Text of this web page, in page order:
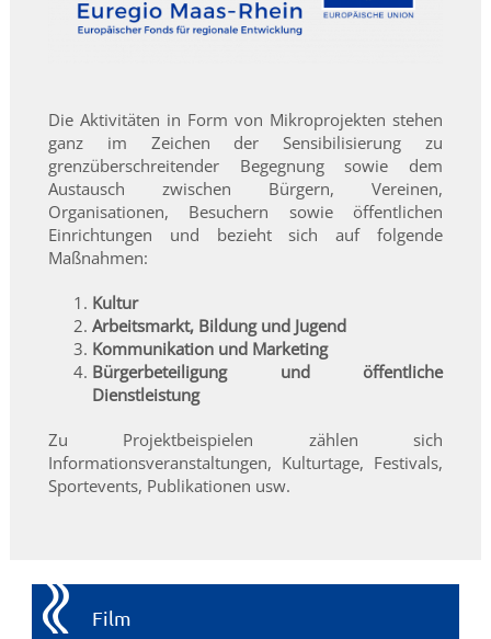
Die Aktivitäten in Form von Mikroprojekten stehen
ganz im Zeichen der Sensibilisierung zu
grenzüberschreitender Begegnung sowie dem
Austausch zwischen Bürgern, Vereinen,
Organisationen, Besuchern sowie öffentlichen
Einrichtungen und bezieht sich auf folgende
Maßnahmen:
Kultur
Arbeitsmarkt, Bildung und Jugend
Kommunikation und Marketing
Bürgerbeteiligung und öffentliche
Dienstleistung
Zu Projektbeispielen zählen sich
Informationsveranstaltungen, Kulturtage, Festivals,
Sportevents, Publikationen usw.
Film